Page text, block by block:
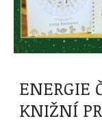
ENERGIE
KNIŽNÍ